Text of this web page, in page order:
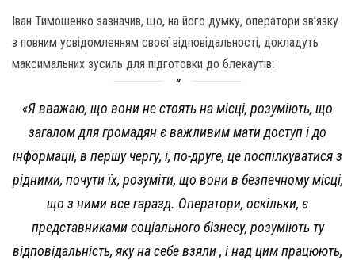
Іван Тимошенко зазначив, що, на його думку, оператори зв’язку
з повним усвідомленням своєї відповідальності, докладуть
максимальних зусиль для підготовки до блекаутів:
«Я вважаю, що вони не стоять на місці, розуміють, що
загалом для громадян є важливим мати доступ і до
інформації, в першу чергу, і, по-друге, це поспілкуватися з
рідними, почути їх, розуміти, що вони в безпечному місці,
що з ними все гаразд. Оператори, оскільки, є
представниками соціального бізнесу, розуміють ту
відповідальність, яку на себе взяли , і над цим працюють,